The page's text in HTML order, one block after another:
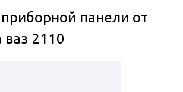
панели от
2110